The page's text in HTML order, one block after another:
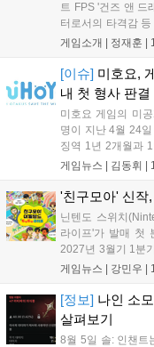
트 FPS '건즈 앤 드
터로서의 타격감
인은 개선이 필요
요구됩니다. 개발사
어 경쟁력을 확보할
게임소개 | 정재훈
[이슈] 미호요,
내 첫 형사 판결
미호요 게임의 미
명이 지난 4월 24
징역 1년 2개월과
난해 7월부터 원신
이후 중국 내 첫 형
대응할 방침입니다....
게임뉴스 | 김동휘
'친구모아' 신작
닌텐도 스위치
라이프'가 발매 첫
2027년 3월기 1분
를 크게 늘렸다고
게임뉴스 | 강민우
[정보] 나인 소
살펴보기
8월 5일 솔: 인챈트